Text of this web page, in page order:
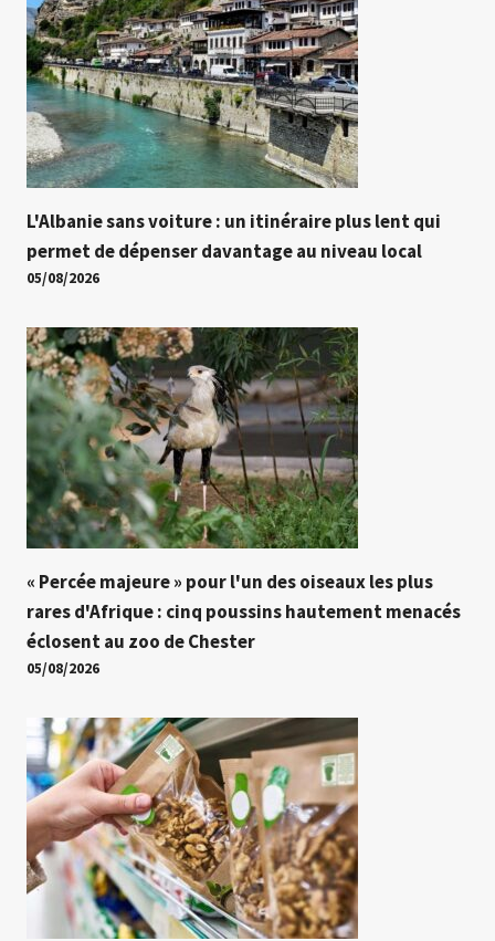
L'Albanie sans voiture : un itinéraire plus lent qui
permet de dépenser davantage au niveau local
05/08/2026
« Percée majeure » ​​pour l'un des oiseaux les plus
rares d'Afrique : cinq poussins hautement menacés
éclosent au zoo de Chester
05/08/2026